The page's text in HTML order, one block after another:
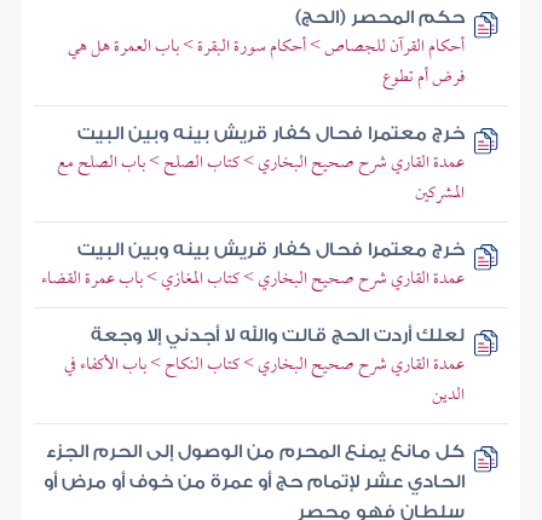
حكم المحصر (الحج)
أحكام القرآن للجصاص > أحكام سورة البقرة > باب العمرة هل هي
فرض أم تطوع
خرج معتمرا فحال كفار قريش بينه وبين البيت
عمدة القاري شرح صحيح البخاري > كتاب الصلح > باب الصلح مع
المشركين
خرج معتمرا فحال كفار قريش بينه وبين البيت
عمدة القاري شرح صحيح البخاري > كتاب المغازي > باب عمرة القضاء
لعلك أردت الحج قالت والله لا أجدني إلا وجعة
عمدة القاري شرح صحيح البخاري > كتاب النكاح > باب الأكفاء في
الدين
كل مانع يمنع المحرم من الوصول إلى الحرم الجزء
الحادي عشر لإتمام حج أو عمرة من خوف أو مرض أو
سلطان فهو محصر